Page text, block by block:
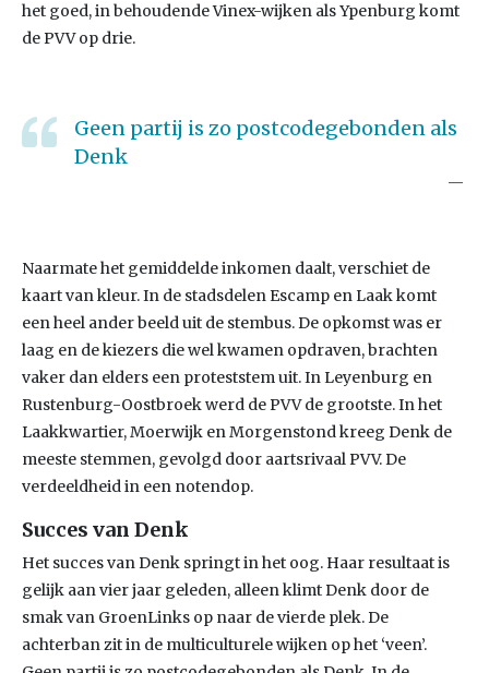
het goed, in behoudende Vinex-wijken als Ypenburg komt
de PVV op drie.
Geen partij is zo postcodegebonden als
Denk
Naarmate het gemiddelde inkomen daalt, verschiet de
kaart van kleur. In de stadsdelen Escamp en Laak komt
een heel ander beeld uit de stembus. De opkomst was er
laag en de kiezers die wel kwamen opdraven, brachten
vaker dan elders een proteststem uit. In Leyenburg en
Rustenburg-Oostbroek werd de PVV de grootste. In het
Laakkwartier, Moerwijk en Morgenstond kreeg Denk de
meeste stemmen, gevolgd door aartsrivaal PVV. De
verdeeldheid in een notendop.
Succes van Denk
Het succes van Denk springt in het oog. Haar resultaat is
gelijk aan vier jaar geleden, alleen klimt Denk door de
smak van GroenLinks op naar de vierde plek. De
achterban zit in de multiculturele wijken op het ‘veen’.